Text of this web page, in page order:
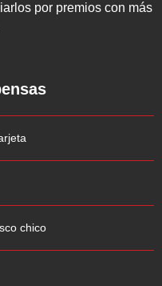
por premios con más
chico